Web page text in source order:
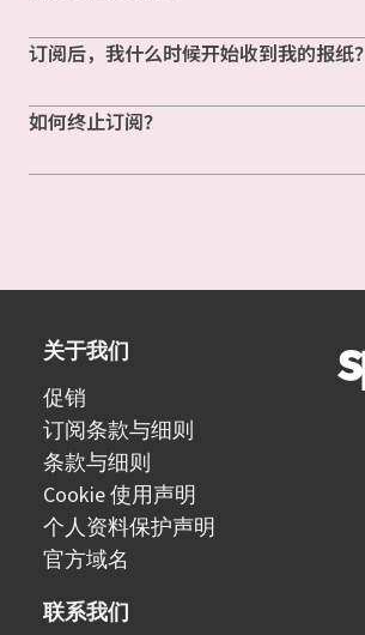
订阅后，我什么时候开始收到我的报纸？
如何终止订阅？
关于我们
促销
订阅条款与细则
条款与细则
Cookie 使用声明
个人资料保护声明
官方域名
联系我们